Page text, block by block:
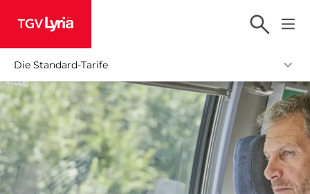
TGV Lyria
Die Standard-Tarife